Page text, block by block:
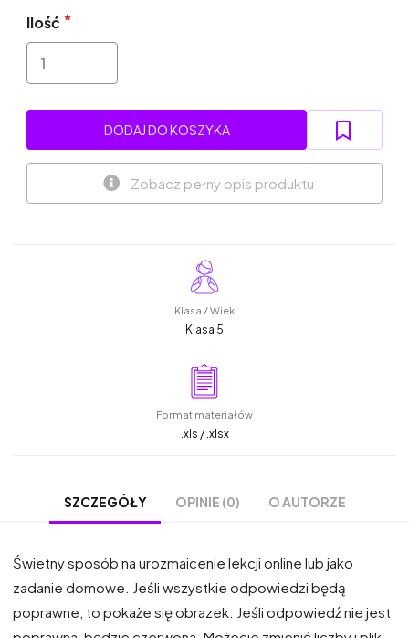
Ilość
DODAJ DO KOSZYKA
Zobacz pełny opis produktu
Klasa / Wiek
Klasa 5
Format materiałów
.xls / .xlsx
SZCZEGÓŁY OPINIE (0) O AUTORZE
Świetny sposób na urozmaicenie lekcji online lub jako
zadanie domowe. Jeśli wszystkie odpowiedzi będą
poprawne, to pokaże się obrazek. Jeśli odpowiedź nie jest